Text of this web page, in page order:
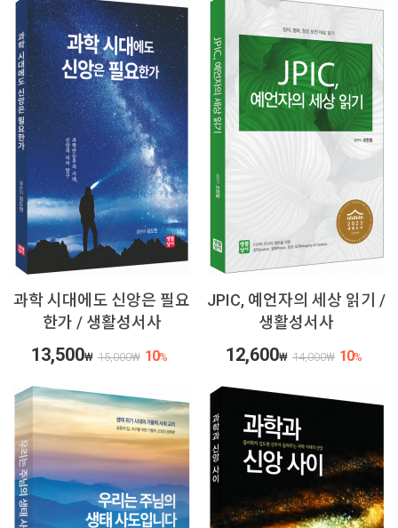
과학 시대에도 신앙은 필요
한가 / 생활성서사
13,500₩ 15,000₩ 10%
JPIC, 예언자의 세상 읽기 /
생활성서사
12,600₩ 14,000₩ 10%